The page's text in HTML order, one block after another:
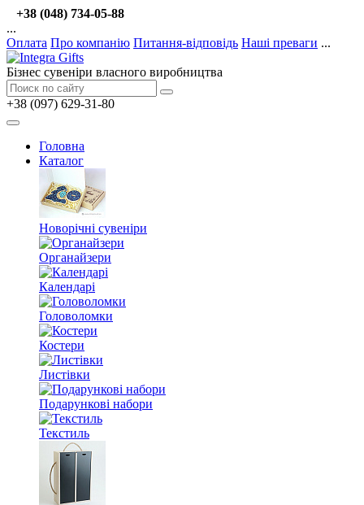
+38 (048) 734-05-88
...
Оплата Про компанію Питання-відповідь Наші преваги ...
Бізнес сувеніри власного виробництва
+38 (097) 629-31-80
Головна
Каталог
Новорічні сувеніри
Органайзери
Календарі
Головоломки
Костери
Листівки
Подарункові набори
Текстиль